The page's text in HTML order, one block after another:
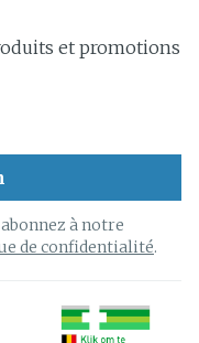
et promotions
à notre
de confidentialité.